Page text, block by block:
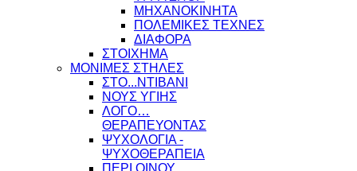
ΜΗΧΑΝΟΚΙΝΗΤΑ
ΠΟΛΕΜΙΚΕΣ ΤΕΧΝΕΣ
ΔΙΑΦΟΡΑ
ΣΤΟΙΧΗΜΑ
ΜΟΝΙΜΕΣ ΣΤΗΛΕΣ
ΣΤΟ...ΝΤΙΒΑΝΙ
ΝΟΥΣ ΥΓΙΗΣ
ΛΟΓΟ…
ΘΕΡΑΠΕΥΟΝΤΑΣ
ΨΥΧΟΛΟΓΙΑ -
ΨΥΧΟΘΕΡΑΠΕΙΑ
ΠΕΡΙ ΟΙΝΟΥ